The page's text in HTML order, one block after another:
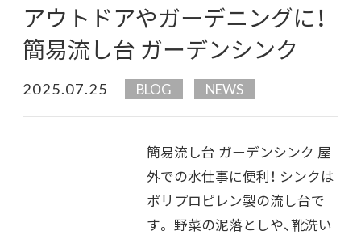
アウトドアやガーデニングに！
簡易流し台 ガーデンシンク
2025.07.25 BLOG NEWS
簡易流し台 ガーデンシンク 屋
外での水仕事に便利！ シンクは
ポリプロピレン製の流し台で
す。 野菜の泥落としや、靴洗い